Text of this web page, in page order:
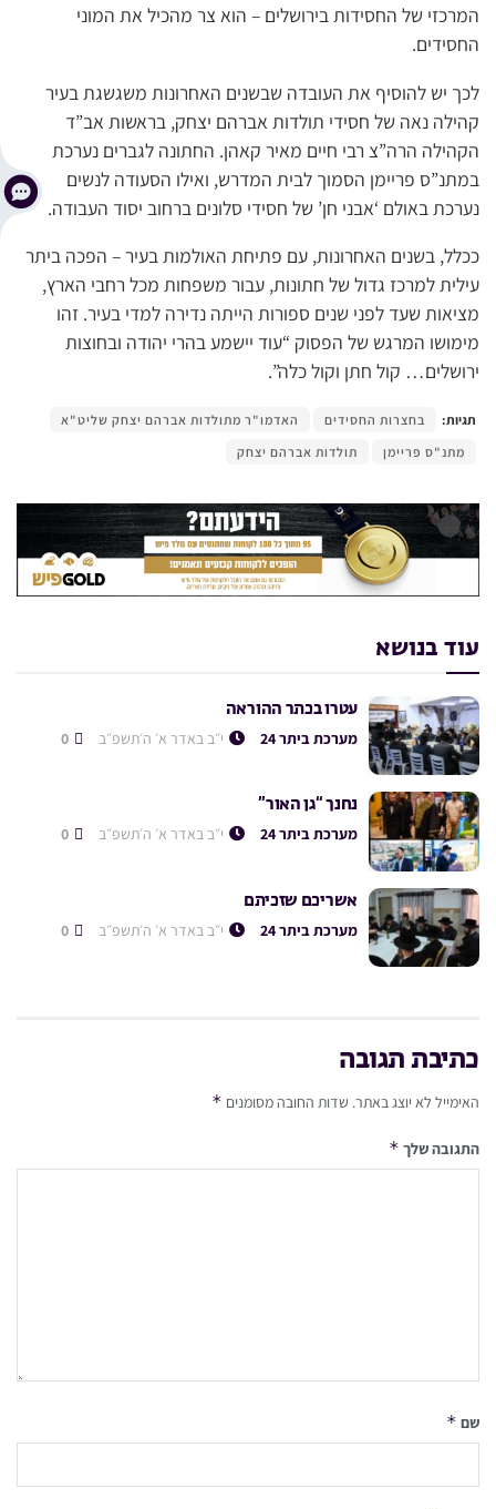
המרכזי של החסידות בירושלים – הוא צר מהכיל את המוני
החסידים.
לכך יש להוסיף את העובדה שבשנים האחרונות משגשגת בעיר
קהילה נאה של חסידי תולדות אברהם יצחק, בראשות אב”ד
הקהילה הרה”צ רבי חיים מאיר קאהן. החתונה לגברים נערכת
במתנ”ס פריימן הסמוך לבית המדרש, ואילו הסעודה לנשים
נערכת באולם ‘אבני חן’ של חסידי סלונים ברחוב יסוד העבודה.
ככלל, בשנים האחרונות, עם פתיחת האולמות בעיר – הפכה ביתר
עילית למרכז גדול של חתונות, עבור משפחות מכל רחבי הארץ,
מציאות שעד לפני שנים ספורות הייתה נדירה למדי בעיר. זהו
מימושו המרגש של הפסוק “עוד יישמע בהרי יהודה ובחוצות
ירושלים… קול חתן וקול כלה”.
תגיות: בחצרות החסידים
האדמו"ר מתולדות אברהם יצחק שליט"א
מתנ"ס פריימן
תולדות אברהם יצחק
עוד בנושא
עטרו בכתר ההוראה
מערכת ביתר 24 י״ב באדר א׳ ה׳תשפ״ב
נחנך “גן האור”
מערכת ביתר 24 י״ב באדר א׳ ה׳תשפ״ב
אשריכם שזכיתם
מערכת ביתר 24 י״ב באדר א׳ ה׳תשפ״ב
כתיבת תגובה
האימייל לא יוצג באתר. שדות החובה מסומנים *
התגובה שלך *
שם *